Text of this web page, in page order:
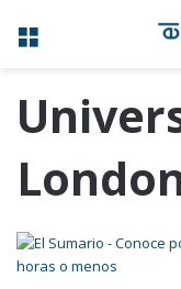
Menú